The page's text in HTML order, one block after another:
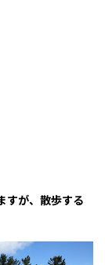
すが、散歩する